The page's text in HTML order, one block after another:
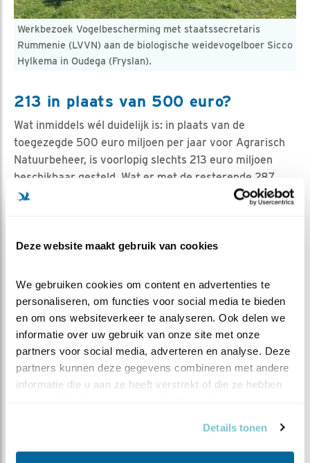
Deze website maakt gebruik van cookies
We gebruiken cookies om content en advertenties te
personaliseren, om functies voor social media te bieden
en om ons websiteverkeer te analyseren. Ook delen we
informatie over uw gebruik van onze site met onze
partners voor social media, adverteren en analyse. Deze
partners kunnen deze gegevens combineren met andere
informatie die u aan ze heeft verstrekt of die ze hebben
Details tonen
Werkbezoek Vogelbescherming met staatssecretaris
Rummenie (LVVN) aan de biologische weidevogelboer Sicco
Hylkema in Oudega (Fryslan).
213 in plaats van 500 euro?
Wat inmiddels wél duidelijk is: in plaats van de
toegezegde 500 euro miljoen per jaar voor Agrarisch
Natuurbeheer, is voorlopig slechts 213 euro miljoen
beschikbaar gesteld. Wat er met de resterende 287
miljoen euro gebeurt, is nog onbekend.
te kennen dat dit duidelijk wordt tijdens Prinsjesdag en
gewoon aan het Agrarisch Natuurbeheer ten goede
komt. Hylkema liet nog de hartenkreet horen dat
boeren die nu meedoen aan extensiveringsregelingen
van de overheid, overspoeld worden door
administratieve lasten en daarin onvoldoende
ondersteund worden door de overheid. Om boeren aan
boord te houden moet dit écht verbeteren.
weidevogelvriendelijk boeren wel degelijk kán en veel
boeren de passie van Sicco Hylkema delen en zijn